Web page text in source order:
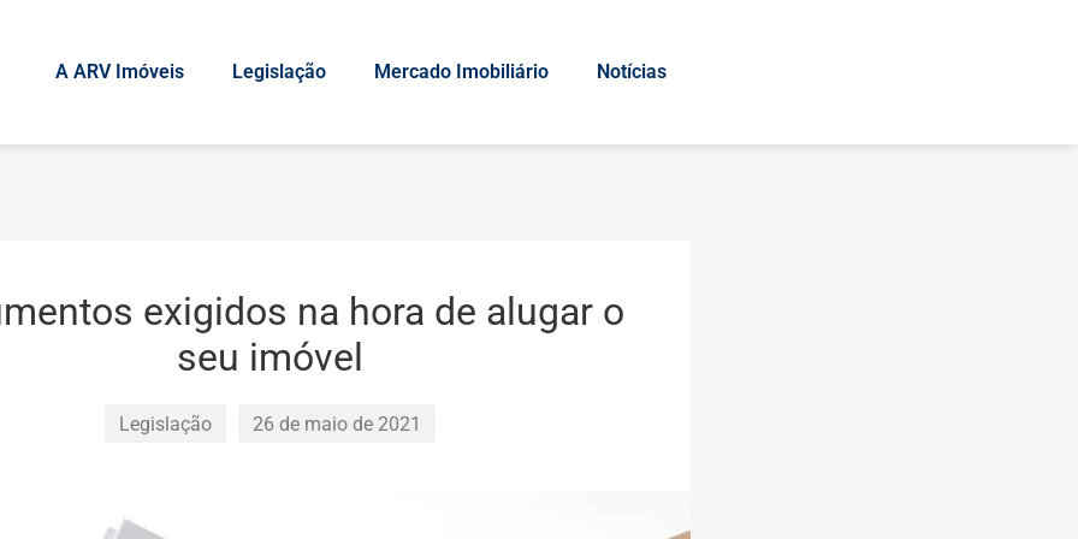
A ARV Imóveis Legislação Mercado Imobiliário Notícias
exigidos na hora de alugar o
seu imóvel
Legislação 26 de maio de 2021